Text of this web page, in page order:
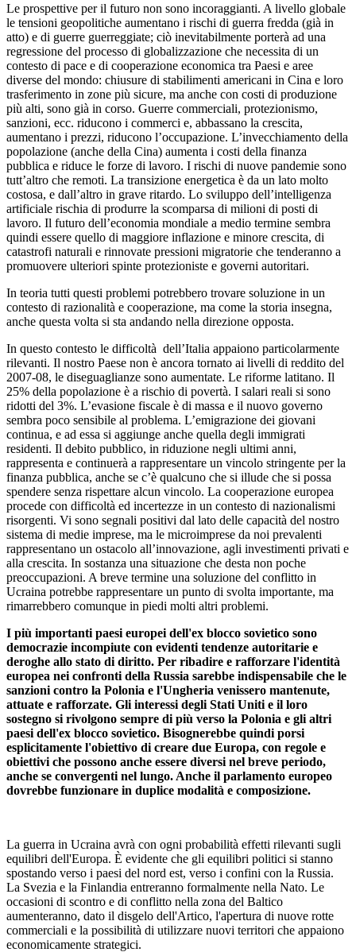
Le prospettive per il futuro non sono incoraggianti. A livello globale
le tensioni geopolitiche aumentano i rischi di guerra fredda (già in
atto) e di guerre guerreggiate; ciò inevitabilmente porterà ad una
regressione del processo di globalizzazione che necessita di un
contesto di pace e di cooperazione economica tra Paesi e aree
diverse del mondo: chiusure di stabilimenti americani in Cina e loro
trasferimento in zone più sicure, ma anche con costi di produzione
più alti, sono già in corso. Guerre commerciali, protezionismo,
sanzioni, ecc. riducono i commerci e, abbassano la crescita,
aumentano i prezzi, riducono l’occupazione. L’invecchiamento della
popolazione (anche della Cina) aumenta i costi della finanza
pubblica e riduce le forze di lavoro. I rischi di nuove pandemie sono
tutt’altro che remoti. La transizione energetica è da un lato molto
costosa, e dall’altro in grave ritardo. Lo sviluppo dell’intelligenza
artificiale rischia di produrre la scomparsa di milioni di posti di
lavoro. Il futuro dell’economia mondiale a medio termine sembra
quindi essere quello di maggiore inflazione e minore crescita, di
catastrofi naturali e rinnovate pressioni migratorie che tenderanno a
promuovere ulteriori spinte protezioniste e governi autoritari.
In teoria tutti questi problemi potrebbero trovare soluzione in un
contesto di razionalità e cooperazione, ma come la storia insegna,
anche questa volta si sta andando nella direzione opposta.
In questo contesto le difficoltà dell’Italia appaiono particolarmente
rilevanti. Il nostro Paese non è ancora tornato ai livelli di reddito del
2007-08, le diseguaglianze sono aumentate. Le riforme latitano. Il
25% della popolazione è a rischio di povertà. I salari reali si sono
ridotti del 3%. L’evasione fiscale è di massa e il nuovo governo
sembra poco sensibile al problema. L’emigrazione dei giovani
continua, e ad essa si aggiunge anche quella degli immigrati
residenti. Il debito pubblico, in riduzione negli ultimi anni,
rappresenta e continuerà a rappresentare un vincolo stringente per la
finanza pubblica, anche se c’è qualcuno che si illude che si possa
spendere senza rispettare alcun vincolo. La cooperazione europea
procede con difficoltà ed incertezze in un contesto di nazionalismi
risorgenti. Vi sono segnali positivi dal lato delle capacità del nostro
sistema di medie imprese, ma le microimprese da noi prevalenti
rappresentano un ostacolo all’innovazione, agli investimenti privati e
alla crescita. In sostanza una situazione che desta non poche
preoccupazioni. A breve termine una soluzione del conflitto in
Ucraina potrebbe rappresentare un punto di svolta importante, ma
rimarrebbero comunque in piedi molti altri problemi.
I più importanti paesi europei dell'ex blocco sovietico sono
democrazie incompiute con evidenti tendenze autoritarie e
deroghe allo stato di diritto. Per ribadire e rafforzare l'identità
europea nei confronti della Russia sarebbe indispensabile che le
sanzioni contro la Polonia e l'Ungheria venissero mantenute,
attuate e rafforzate. Gli interessi degli Stati Uniti e il loro
sostegno si rivolgono sempre di più verso la Polonia e gli altri
paesi dell'ex blocco sovietico. Bisognerebbe quindi porsi
esplicitamente l'obiettivo di creare due Europa, con regole e
obiettivi che possono anche essere diversi nel breve periodo,
anche se convergenti nel lungo. Anche il parlamento europeo
dovrebbe funzionare in duplice modalità e composizione.
La guerra in Ucraina avrà con ogni probabilità effetti rilevanti sugli
equilibri dell'Europa. È evidente che gli equilibri politici si stanno
spostando verso i paesi del nord est, verso i confini con la Russia.
La Svezia e la Finlandia entreranno formalmente nella Nato. Le
occasioni di scontro e di conflitto nella zona del Baltico
aumenteranno, dato il disgelo dell'Artico, l'apertura di nuove rotte
commerciali e la possibilità di utilizzare nuovi territori che appaiono
economicamente strategici.